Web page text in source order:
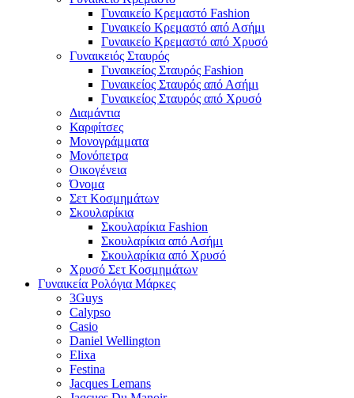
Γυναικείο Κρεμαστό Fashion
Γυναικείο Κρεμαστό από Ασήμι
Γυναικείο Κρεμαστό από Χρυσό
Γυναικειός Σταυρός
Γυναικείος Σταυρός Fashion
Γυναικείος Σταυρός από Ασήμι
Γυναικείος Σταυρός από Χρυσό
Διαμάντια
Καρφίτσες
Μονογράμματα
Μονόπετρα
Οικογένεια
Όνομα
Σετ Κοσμημάτων
Σκουλαρίκια
Σκουλαρίκια Fashion
Σκουλαρίκια από Ασήμι
Σκουλαρίκια από Χρυσό
Χρυσό Σετ Κοσμημάτων
Γυναικεία Ρολόγια Μάρκες
3Guys
Calypso
Casio
Daniel Wellington
Elixa
Festina
Jacques Lemans